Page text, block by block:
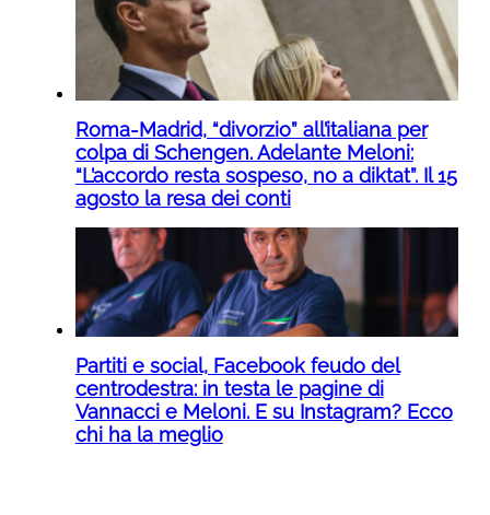
Roma-Madrid, “divorzio” all’italiana per
colpa di Schengen. Adelante Meloni:
“L’accordo resta sospeso, no a diktat”. Il 15
agosto la resa dei conti
Partiti e social, Facebook feudo del
centrodestra: in testa le pagine di
Vannacci e Meloni. E su Instagram? Ecco
chi ha la meglio